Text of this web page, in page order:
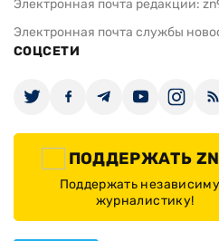
Электронная почта редакции:
Электронная почта службы
СОЦСЕТИ
ПОДДЕРЖАТЬ
Поддержать
журналистику!